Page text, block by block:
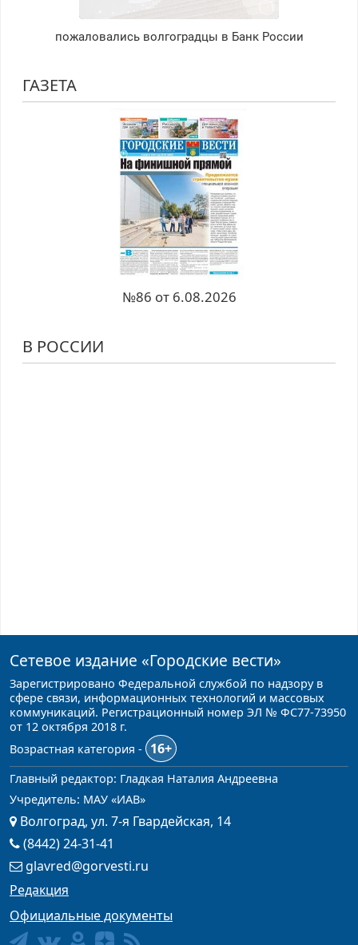
пожаловались волгоградцы в Банк России
ГАЗЕТА
№86 от 6.08.2026
В РОССИИ
Сетевое издание «Городские вести»
Зарегистрировано Федеральной службой по надзору в
сфере связи, информационных технологий и массовых
коммуникаций. Регистрационный номер ЭЛ № ФС77-73950
от 12 октября 2018 г.
Возрастная категория -
16+
Главный редактор: Гладкая Наталия Андреевна
Учредитель: МАУ «ИАВ»
Волгоград, ул. 7-я Гвардейская, 14
(8442) 24-31-41
glavred@gorvesti.ru
Редакция
Официальные документы